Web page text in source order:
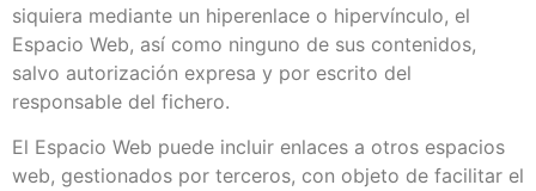
siquiera mediante un hiperenlace o hipervínculo, el
Espacio Web, así como ninguno de sus contenidos,
salvo autorización expresa y por escrito del
responsable del fichero.
El Espacio Web puede incluir enlaces a otros espacios
web, gestionados por terceros, con objeto de facilitar el